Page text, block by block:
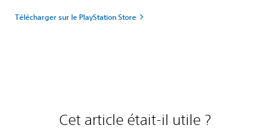
Télécharger sur le PlayStation Store
Cet article était-il utile ?